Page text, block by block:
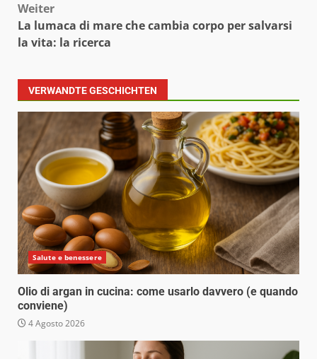
Weiter
La lumaca di mare che cambia corpo per salvarsi
la vita: la ricerca
VERWANDTE GESCHICHTEN
Salute e benessere
Olio di argan in cucina: come usarlo davvero (e quando
conviene)
4 Agosto 2026